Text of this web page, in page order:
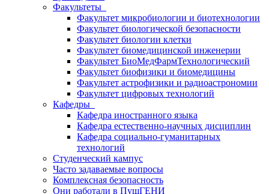
Факультеты
Факультет микробиологии и биотехнологии
Факультет биологической безопасности
Факультет биологии клетки
Факультет биомедицинской инженерии
Факультет БиоМедФармТехнологический
Факультет биофизики и биомедицины
Факультет астрофизики и радиоастрономии
Факультет цифровых технологий
Кафедры
Кафедра иностранного языка
Кафедра естественно-научных дисциплин
Кафедра социально-гуманитарных
технологий
Студенческий кампус
Часто задаваемые вопросы
Комплексная безопасность
Они работали в ПущГЕНИ